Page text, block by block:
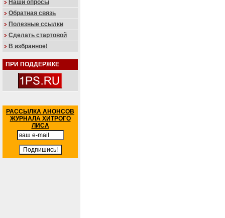
Наши опросы
Обратная связь
Полезные ссылки
Сделать стартовой
В избранное!
ПРИ ПОДДЕРЖКЕ
РАССЫЛКА АНОНСОВ
ЖУРНАЛА ХИТРОГО
ЛИСА